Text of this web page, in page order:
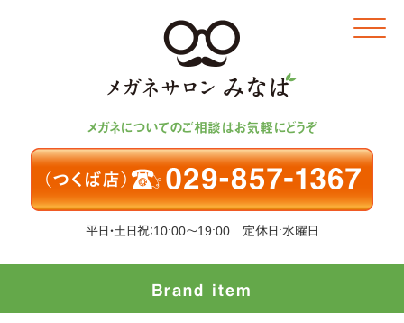
メガネについてのご相談はお気軽にどうぞ
平日・土日祝：10:00～19:00 定休日:水曜日
Click
Brand item